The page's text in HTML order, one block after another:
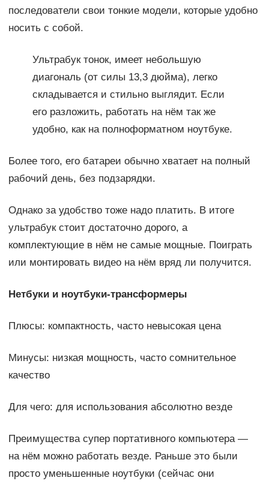
последователи свои тонкие модели, которые удобно
носить с собой.
Ультрабук тонок, имеет небольшую
диагональ (от силы 13,3 дюйма), легко
складывается и стильно выглядит. Если
его разложить, работать на нём так же
удобно, как на полноформатном ноутбуке.
Более того, его батареи обычно хватает на полный
рабочий день, без подзарядки.
Однако за удобство тоже надо платить. В итоге
ультрабук стоит достаточно дорого, а
комплектующие в нём не самые мощные. Поиграть
или монтировать видео на нём вряд ли получится.
Нетбуки и ноутбуки-трансформеры
Плюсы: компактность, часто невысокая цена
Минусы: низкая мощность, часто сомнительное
качество
Для чего: для использования абсолютно везде
Преимущества супер портативного компьютера —
на нём можно работать везде. Раньше это были
просто уменьшенные ноутбуки (сейчас они